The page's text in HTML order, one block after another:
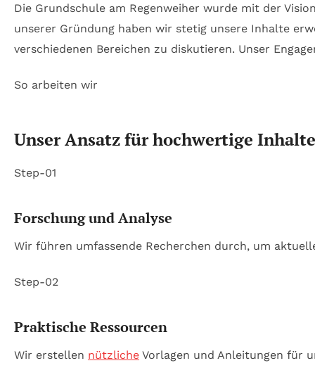
Die Grundschule am Regenweiher wurde mit der
unserer Gründung haben wir stetig unsere Inhalte
verschiedenen Bereichen zu diskutieren. Unser
So arbeiten wir
Unser Ansatz für hochwertige Inhalte
Step-01
Forschung und Analyse
Wir führen umfassende Recherchen durch, um
Step-02
Praktische Ressourcen
Wir erstellen nützliche Vorlagen und Anleitungen für